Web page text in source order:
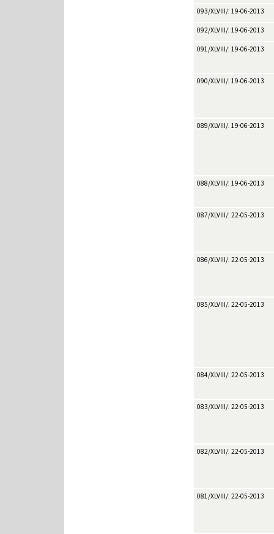
093/XLVIII/201319-06-2013
092/XLVIII/201319-06-2013
091/XLVIII/201319-06-2013
090/XLVIII/201319-06-2013
089/XLVIII/201319-06-2013
088/XLVIII/201319-06-2013
087/XLVIII/201322-05-2013
086/XLVIII/201322-05-2013
085/XLVIII/201322-05-2013
084/XLVIII/201322-05-2013
083/XLVIII/201322-05-2013
082/XLVIII/201322-05-2013
081/XLVIII/201322-05-2013